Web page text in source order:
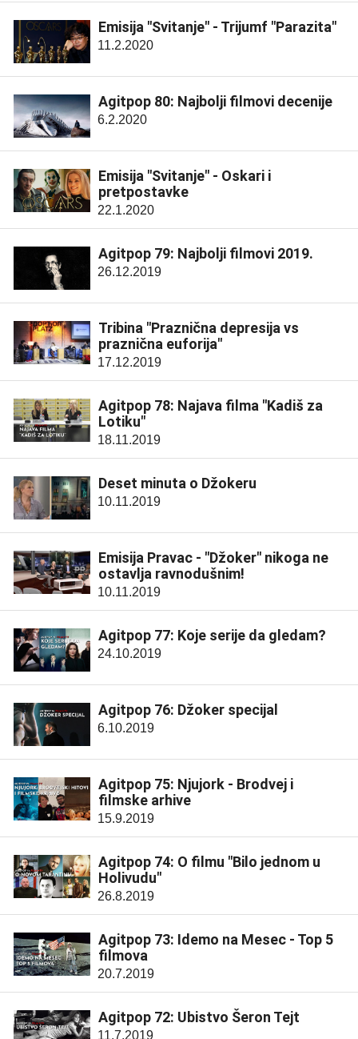
Emisija "Svitanje" - Trijumf "Parazita"
11.2.2020
Agitpop 80: Najbolji filmovi decenije
6.2.2020
Emisija "Svitanje" - Oskari i
pretpostavke
22.1.2020
Agitpop 79: Najbolji filmovi 2019.
26.12.2019
Tribina "Praznična depresija vs
praznična euforija"
17.12.2019
Agitpop 78: Najava filma "Kadiš za
Lotiku"
18.11.2019
Deset minuta o Džokeru
10.11.2019
Emisija Pravac - "Džoker" nikoga ne
ostavlja ravnodušnim!
10.11.2019
Agitpop 77: Koje serije da gledam?
24.10.2019
Agitpop 76: Džoker specijal
6.10.2019
Agitpop 75: Njujork - Brodvej i
filmske arhive
15.9.2019
Agitpop 74: O filmu "Bilo jednom u
Holivudu"
26.8.2019
Agitpop 73: Idemo na Mesec - Top 5
filmova
20.7.2019
Agitpop 72: Ubistvo Šeron Tejt
11.7.2019